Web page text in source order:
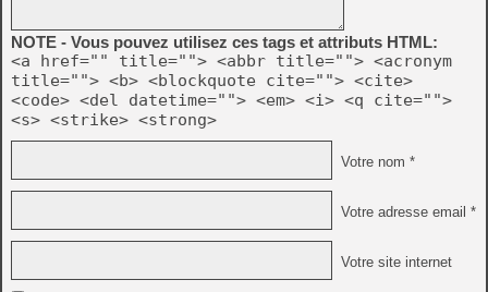
NOTE - Vous pouvez utilisez ces tags et attributs HTML:
<a href="" title=""> <abbr title=""> <acronym
title=""> <b> <blockquote cite=""> <cite>
<code> <del datetime=""> <em> <i> <q cite="">
<s> <strike> <strong>
Votre nom *
Votre adresse email *
Votre site internet